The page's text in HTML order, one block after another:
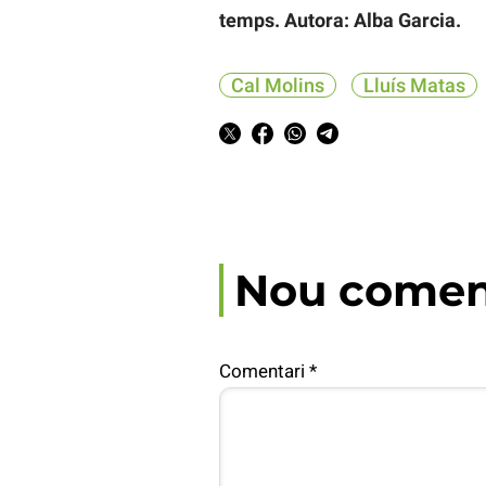
temps. Autora: Alba Garcia.
Cal Molins Lluís Matas
Nou
Comentari *